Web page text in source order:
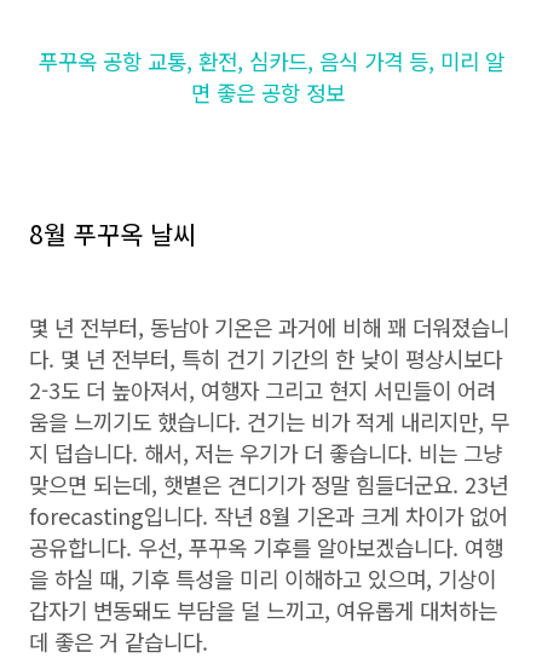
푸꾸옥 공항 교통, 환전, 심카드, 음식 가격 등, 미리 알
면 좋은 공항 정보
8월 푸꾸옥 날씨
몇 년 전부터, 동남아 기온은 과거에 비해 꽤 더워졌습니
다. 몇 년 전부터, 특히 건기 기간의 한 낮이 평상시보다
2-3도 더 높아져서, 여행자 그리고 현지 서민들이 어려
움을 느끼기도 했습니다. 건기는 비가 적게 내리지만, 무
지 덥습니다. 해서, 저는 우기가 더 좋습니다. 비는 그냥
맞으면 되는데, 햇볕은 견디기가 정말 힘들더군요. 23년
forecasting입니다. 작년 8월 기온과 크게 차이가 없어
공유합니다. 우선, 푸꾸옥 기후를 알아보겠습니다. 여행
을 하실 때, 기후 특성을 미리 이해하고 있으며, 기상이
갑자기 변동돼도 부담을 덜 느끼고, 여유롭게 대처하는
데 좋은 거 같습니다.